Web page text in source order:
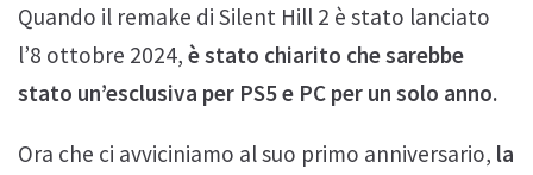
Quando il remake di Silent Hill 2 è stato lanciato
l’8 ottobre 2024, è stato chiarito che sarebbe
stato un’esclusiva per PS5 e PC per un solo anno.
Ora che ci avviciniamo al suo primo anniversario, la